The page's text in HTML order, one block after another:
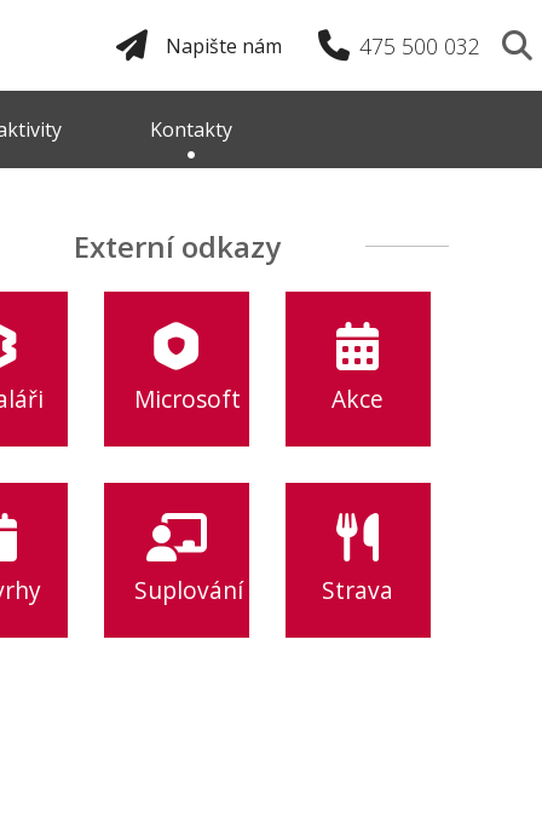
475 500 032
Napište nám
Kontakty
Externí odkazy
Microsoft Akce
Suplování Strava